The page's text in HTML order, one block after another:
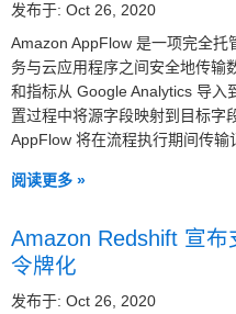
发布于: Oct 26, 2020
Amazon AppFlow 是一项完全托
务与云应用程序之间安全地传输
和指标从 Google Analytics 导入
置过程中将源字段映射到目标字
AppFlow 将在流程执行期间传输
阅读更多 »
Amazon Redshift 宣布
令牌化
发布于: Oct 26, 2020